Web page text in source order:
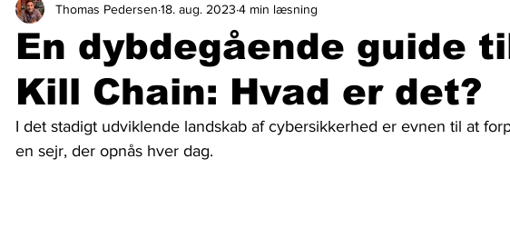
og Digitalt IT og Teknik Ungdom og Uddannelse
En dybdegående guide
Kill Chain: Hvad er det?
Thomas Pedersen 18. aug. 2023 4 min læsning
I det stadigt udviklende landskab af cybersikkerhed er evnen til at
en sejr, der opnås hver dag.